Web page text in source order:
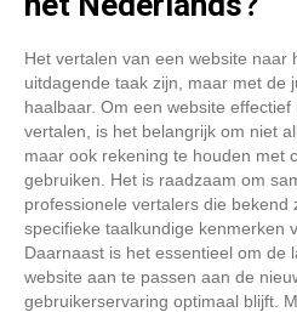
Het vertalen van een website naar
uitdagende taak zijn, maar met de
haalbaar. Om een website
vertalen, is het belangrijk om niet
maar ook rekening te houden met
gebruiken. Het is raadzaam om
professionele vertalers die bekend
specifieke taalkundige kenmerken
Daarnaast is het essentieel om de
website aan te passen aan de
gebruikerservaring optimaal blijft.